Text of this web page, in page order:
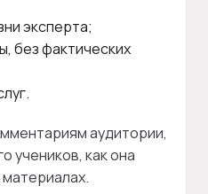
эксперта;
без фактических
аудитории,
учеников, как она